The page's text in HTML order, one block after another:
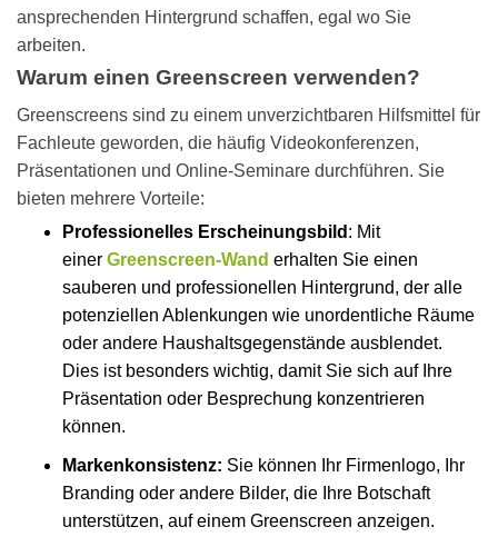
ansprechenden Hintergrund schaffen, egal wo Sie
arbeiten.
Warum einen Greenscreen verwenden?
Greenscreens sind zu einem unverzichtbaren Hilfsmittel für
Fachleute geworden, die häufig Videokonferenzen,
Präsentationen und Online-Seminare durchführen. Sie
bieten mehrere Vorteile:
Professionelles Erscheinungsbild : Mit
einer Greenscreen-Wand erhalten Sie einen
sauberen und professionellen Hintergrund, der alle
potenziellen Ablenkungen wie unordentliche Räume
oder andere Haushaltsgegenstände ausblendet.
Dies ist besonders wichtig, damit Sie sich auf Ihre
Präsentation oder Besprechung konzentrieren
können.
Markenkonsistenz: Sie können Ihr Firmenlogo, Ihr
Branding oder andere Bilder, die Ihre Botschaft
unterstützen, auf einem Greenscreen anzeigen.